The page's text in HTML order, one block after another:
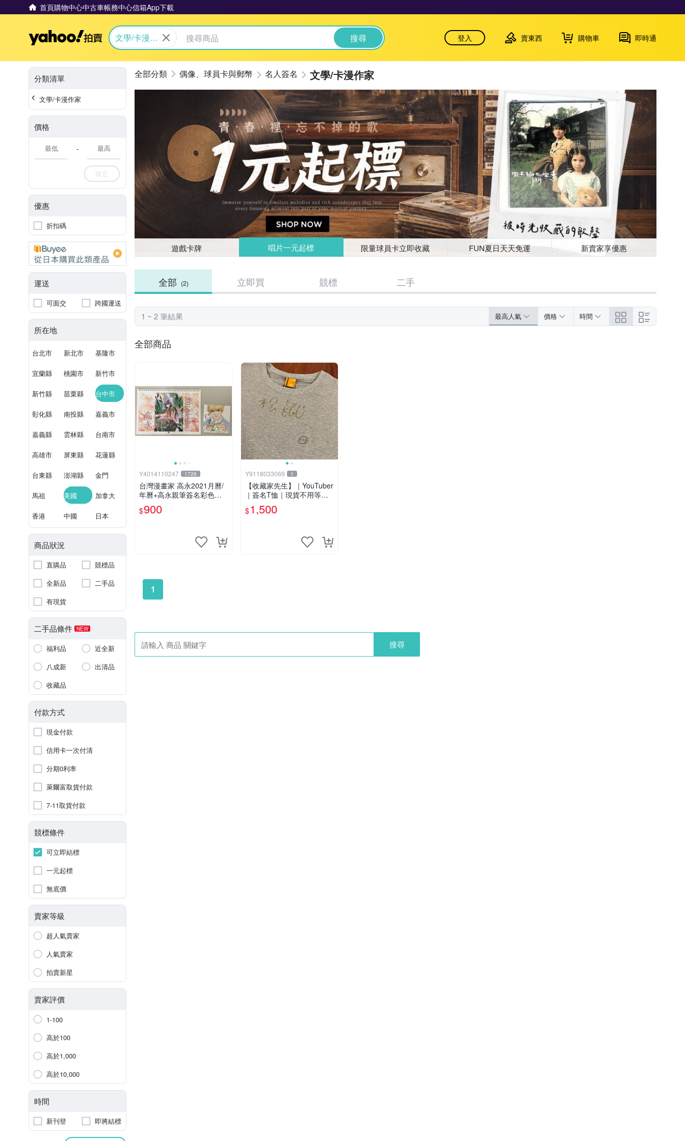
首頁購物中心中古車帳務中心信箱App下載
Yahoo拍賣
文學/卡漫作
搜尋 登入 賣東西 購物車 即時通
分類清單
文學/卡漫作家
價格
-
確定
優惠
折扣碼
運送
可面交 跨國運送
所在地
台北市 新北市 基隆市
宜蘭縣 桃園市 新竹市
新竹縣 苗栗縣 台中市
彰化縣 南投縣 嘉義市
嘉義縣 雲林縣 台南市
高雄市 屏東縣 花蓮縣
台東縣 澎湖縣 金門
馬祖 美國 加拿大
香港 中國 日本
商品狀況
直購品
競標品
全新品
二手品
有現貨
二手品條件 NEW
福利品
近全新
八成新
出清品
收藏品
付款方式
現金付款
信用卡一次付清
分期0利率
萊爾富取貨付款
7-11取貨付款
競標條件
可立即結標
一元起標
無底價
賣家等級
超人氣賣家
人氣賣家
拍賣新星
賣家評價
1-100
高於100
高於1,000
高於10,000
時間
新刊登 即將結標
偶像、球員卡與郵幣 名人簽名 文學/卡漫作家
遊戲卡牌 唱片一元起標 限量球員卡立即收藏 FUN夏日天天免運 新賣家享優惠
全部 (2) 立即買 競標 二手
1 ~ 2 筆結果 最高人氣 價格 時間
全部商品
Y4014110247 1726
台灣漫畫家 高永2021月曆/
年曆+高永親筆簽名彩色圖
卡 梵天變 光學聖女 星座刑
事
$900
Y9118033069 1
【收藏家先生】｜YouTuber
｜簽名T恤｜現貨不用等｜
賤葆X松鼠Enroar 親筆簽名
T恤
$1,500
1
搜尋